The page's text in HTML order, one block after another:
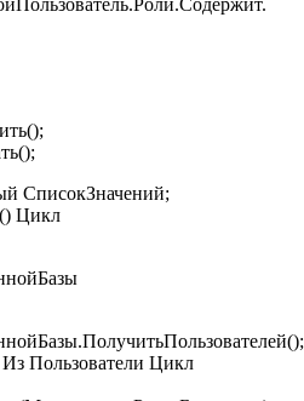
СписокЗначений;
Цикл
Пользователи Цикл